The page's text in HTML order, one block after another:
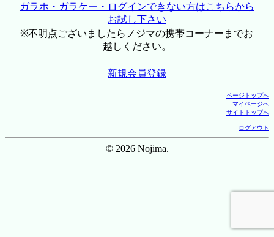
ガラホ・ガラケー・ログインできない方はこちらから
お試し下さい
※不明点ございましたらノジマの携帯コーナーまでお
越しください。
新規会員登録
ページトップへ
マイページへ
サイトトップへ
ログアウト
© 2026 Nojima.